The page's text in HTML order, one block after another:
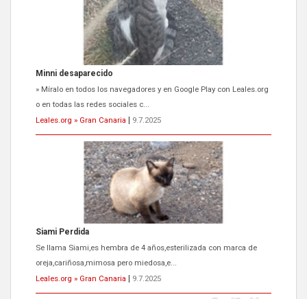
Minni desaparecido
» Míralo en todos los navegadores y en Google Play con Leales.org
o en todas las redes sociales c...
Leales.org » Gran Canaria
9.7.2025
Siami Perdida
Se llama Siami,es hembra de 4 años,esterilizada con marca de
oreja,cariñosa,mimosa pero miedosa,e...
Leales.org » Gran Canaria
9.7.2025